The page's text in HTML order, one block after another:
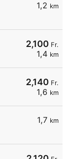
1,2 km
2,100 Fr.
1,4 km
2,140 Fr.
1,6 km
1,7 km